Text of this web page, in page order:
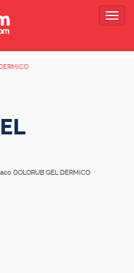
DOLORUB GEL DERMICO